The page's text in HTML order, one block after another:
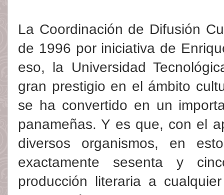
La Coordinación de Difusión
de 1996 por iniciativa de
eso, la Universidad
gran prestigio en el ámbito
se ha convertido en un
panameñas. Y es que, con el
diversos organismos, en
exactamente sesenta y
producción literaria a